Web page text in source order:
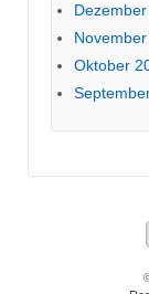
Oktober